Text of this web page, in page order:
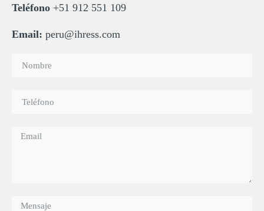
Teléfono +51 912 551 109
Email: peru@ihress.com